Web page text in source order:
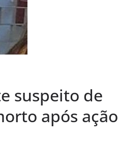
suspeito de
após ação